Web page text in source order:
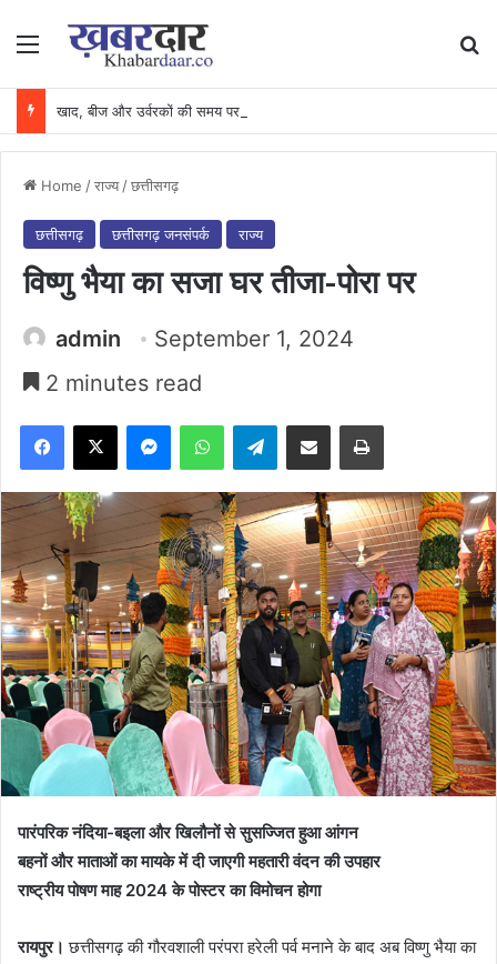
Menu
Home /राज्य /छत्तीसगढ़
छत्तीसगढ़ छत्तीसगढ़ जनसंपर्क राज्य
विष्णु भैया का सजा घर तीजा-पोरा पर
admin
September 1, 2024
2 minutes read
Facebook
X MessengerWhatsAppTelegramShare via Email Print
पारंपरिक नंदिया-बइला और खिलौनों से सुसज्जित हुआ आंगन
बहनों और माताओं का मायके में दी जाएगी महतारी वंदन की उपहार
राष्ट्रीय पोषण माह 2024 के पोस्टर का विमोचन होगा
रायपुर। छत्तीसगढ़ की गौरवशाली परंपरा हरेली पर्व मनाने के बाद अब विष्णु भैया का